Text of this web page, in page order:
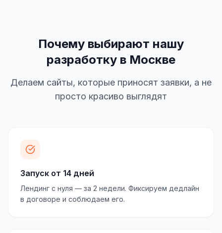
Почему выбирают нашу
разработку в Москве
Делаем сайты, которые приносят заявки, а не
просто красиво выглядят
Запуск от 14 дней
Лендинг с нуля — за 2 недели. Фиксируем дедлайн
в договоре и соблюдаем его.